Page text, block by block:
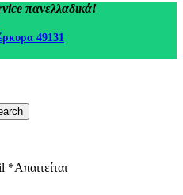
πανελλαδικά!
49131
*Απαιτείται